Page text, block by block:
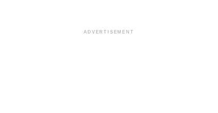
ADVERTISEMENT